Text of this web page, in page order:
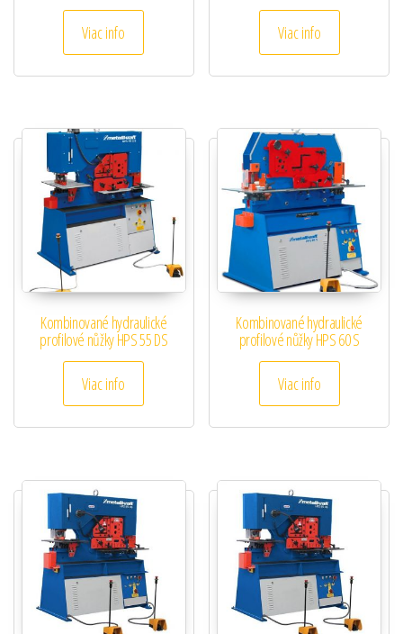
Viac info Viac info
Kombinované hydraulické
profilové nůžky HPS 55 DS
Viac info
Kombinované hydraulické
profilové nůžky HPS 60 S
Viac info